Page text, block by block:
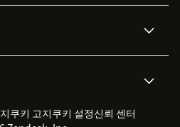
지식창고
클라이언트 포털
이벤트 & 웨비나
Zendesk Foundation
제품 업데이트
쿠키 고지쿠키 설정신뢰 센터